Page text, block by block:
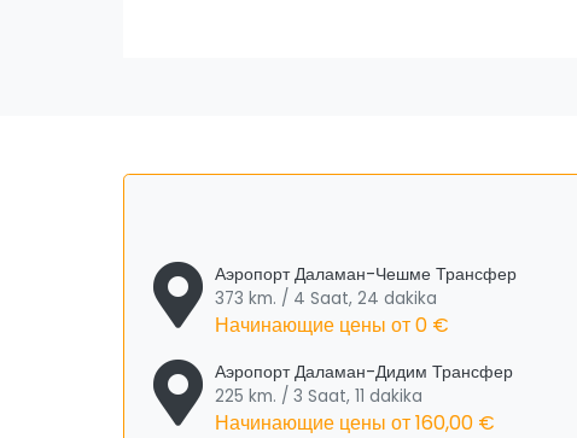
Аэропорт Даламан-Чешме Трансфер
373 km. / 4 Saat, 24 dakika
Начинающие цены от0 €
Аэропорт Даламан-Дидим Трансфер
225 km. / 3 Saat, 11 dakika
Начинающие цены от160,00 €